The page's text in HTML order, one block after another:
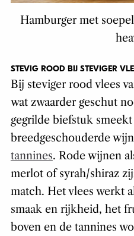
Hamburger met
STEVIG ROOD BIJ STEVIGER
Bij steviger rood vlees
wat zwaarder geschut
gegrilde biefstuk
breedgeschouderde
tannines. Rode wijnen
merlot of syrah/shiraz
match. Het vlees werkt
smaak en rijkheid, het
boven en de tannines